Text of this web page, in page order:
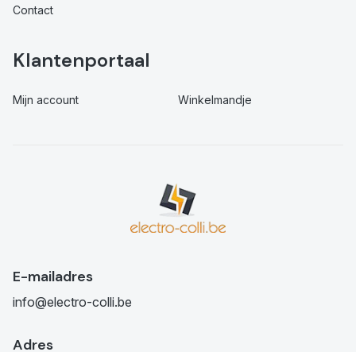
Contact
Klantenportaal
Mijn account Winkelmandje
E-mailadres
info@electro-colli.be
Adres